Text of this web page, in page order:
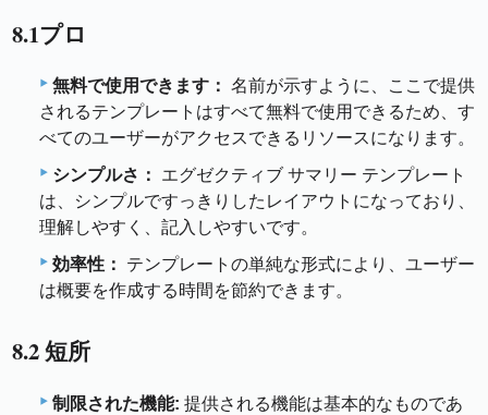
8.1プロ
無料で使用できます： 名前が示すように、ここで提供
されるテンプレートはすべて無料で使用できるため、す
べてのユーザーがアクセスできるリソースになります。
シンプルさ： エグゼクティブ サマリー テンプレート
は、シンプルですっきりしたレイアウトになっており、
理解しやすく、記入しやすいです。
効率性： テンプレートの単純な形式により、ユーザー
は概要を作成する時間を節約できます。
8.2 短所
制限された機能: 提供される機能は基本的なものであ